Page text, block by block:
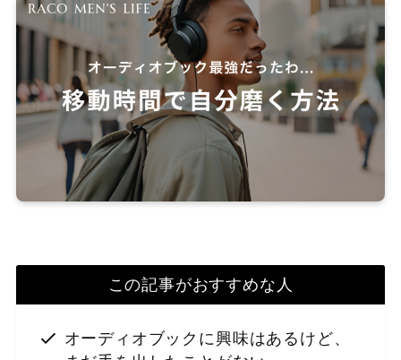
この記事がおすすめな人
オーディオブックに興味はあるけど、